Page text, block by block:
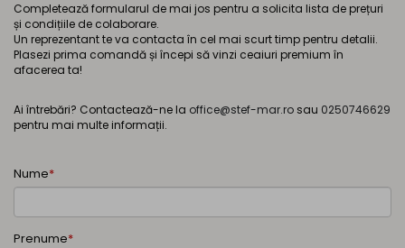
Completează formularul de mai jos pentru a solicita lista de prețuri
și condițiile de colaborare.
Un reprezentant te va contacta în cel mai scurt timp pentru detalii.
Plasezi prima comandă și începi să vinzi ceaiuri premium în
afacerea ta!
Ai întrebări? Contactează-ne la office@stef-mar.ro sau 0250746629
pentru mai multe informații.
Nume*
Prenume*